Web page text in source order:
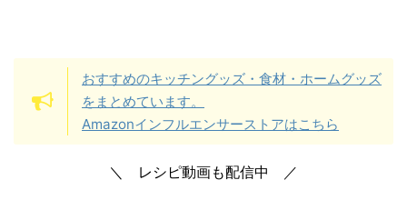
おすすめのキッチングッズ・食材・ホームグッズ
をまとめています。
Amazonインフルエンサーストアはこちら
＼ レシピ動画も配信中 ／